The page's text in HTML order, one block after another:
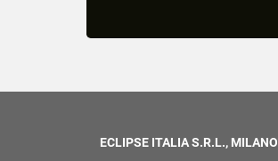
ECLIPSE ITALIA S.R.L., MILANO